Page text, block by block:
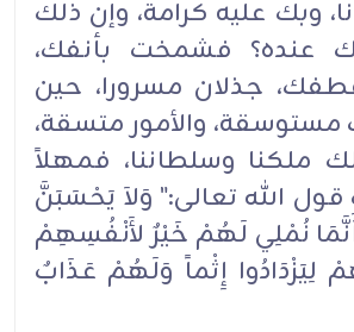
وبك عليه كرامة، وإن ذلك
عنده؟ فشمخت بأنفك،
جذلان مسرورا، حين
مستوسقة، والأمور متسقة،
ملكنا وسلطاننا، فمهلاً
الله تعالى:" وَلاَ يَحْسَبَنَّ
نُمْلِي لَهُمْ خَيْرٌ لأَنْفُسِهِمْ
لِيَزْدَادُوا إِثْماً وَلَهُمْ عَذَابٌ